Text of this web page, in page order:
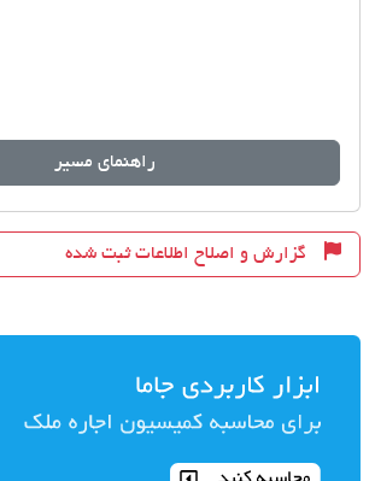
راهنمای مسیر
گزارش و اصلاح اطلاعات ثبت شده